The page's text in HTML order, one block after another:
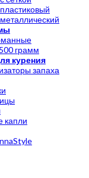
грамм
курения
запаха
капли